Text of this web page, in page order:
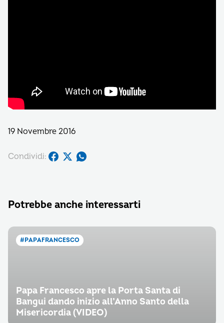
19 Novembre 2016
Condividi:
Potrebbe anche interessarti
#PAPAFRANCESCO
Papa Francesco apre la Porta Santa di
Bangui dando inizio all’Anno Santo della
Misericordia (VIDEO)